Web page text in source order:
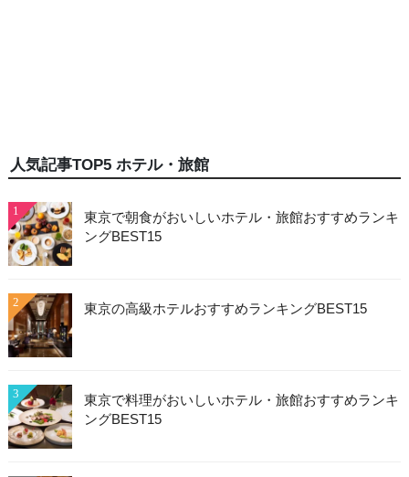
人気記事TOP5 ホテル・旅館
1
東京で朝食がおいしいホテル・旅館おすすめランキ
ングBEST15
2 東京の高級ホテルおすすめランキングBEST15
3
東京で料理がおいしいホテル・旅館おすすめランキ
ングBEST15